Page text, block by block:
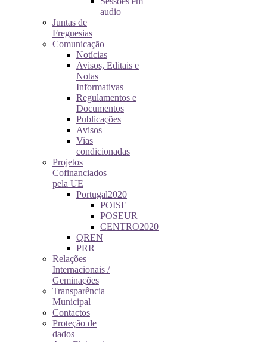
audio
Juntas de
Freguesias
Comunicação
Notícias
Avisos, Editais e
Notas
Informativas
Regulamentos e
Documentos
Publicações
Avisos
Vias
condicionadas
Projetos
Cofinanciados
pela UE
Portugal2020
POISE
POSEUR
CENTRO2020
QREN
PRR
Relações
Internacionais /
Geminações
Transparência
Municipal
Contactos
Proteção de
dados